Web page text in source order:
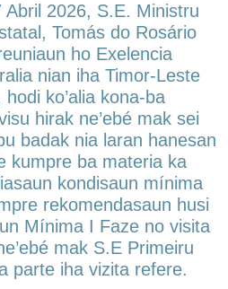
Abril 2026, S.E. Ministru
Tomás do Rosário
ho Exelencia
nian iha Timor-Leste
ko’alia kona-ba
hirak ne’ebé mak sei
badak nia laran hanesan
kumpre ba materia ka
kondisaun mínima
rekomendasaun husi
Mínima I Faze no visita
mak S.E Primeiru
parte iha vizita refere.